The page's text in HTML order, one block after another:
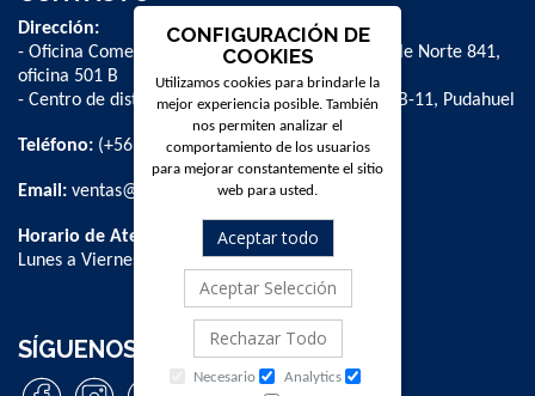
Dirección:
- Oficina Comercial y administrativa: Avenida Valle Norte 841,
oficina 501 B
- Centro de distribución: La Farfana 500, bodega B-11, Pudahuel
Teléfono: (+56 2) 2 584 8900
Email: ventas@dpschile.cl
Horario de Atención:
Lunes a Viernes / 09:00 a 16:00 hrs
SÍGUENOS
CONFIGURACIÓN DE
COOKIES
Utilizamos cookies para brindarle la
mejor experiencia posible. También
nos permiten analizar el
comportamiento de los usuarios
para mejorar constantemente el sitio
web para usted.
Aceptar todo
Aceptar Selección
Rechazar Todo
Necesario
Analytics